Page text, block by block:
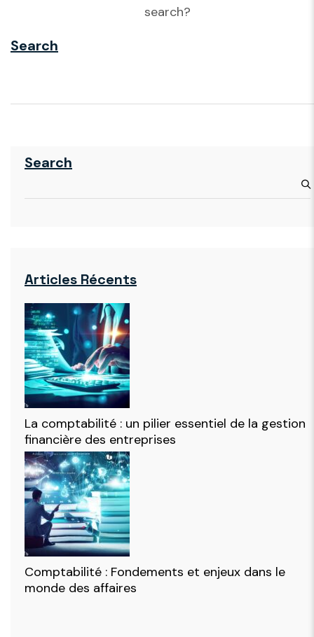
Search
Articles Récents
La comptabilité : un pilier essentiel de la gestion
financière des entreprises
Comptabilité : Fondements et enjeux dans le
monde des affaires
search?
Search